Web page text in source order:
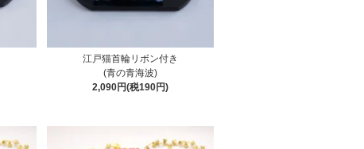
江戸猫首輪リボン付き
(青の青海波)
2,090円(税190円)